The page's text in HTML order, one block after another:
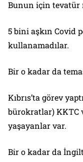
Bunun için tevatür
5 bini aşkın Covid
kullanamadılar.
Bir o kadar da
Kıbrıs’ta görev
bürokratlar) KKTC
yaşayanlar var.
Bir o kadar da